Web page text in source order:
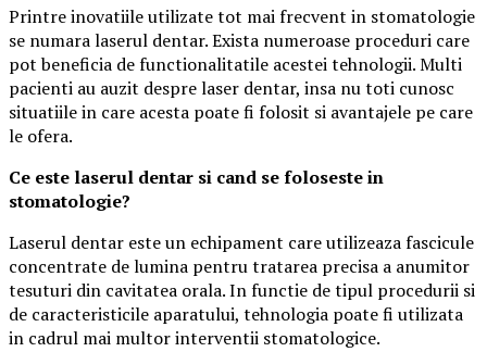
Printre inovatiile utilizate tot mai frecvent in stomatologie
se numara laserul dentar. Exista numeroase proceduri care
pot beneficia de functionalitatile acestei tehnologii. Multi
pacienti au auzit despre laser dentar, insa nu toti cunosc
situatiile in care acesta poate fi folosit si avantajele pe care
le ofera.
Ce este laserul dentar si cand se foloseste in
stomatologie?
Laserul dentar este un echipament care utilizeaza fascicule
concentrate de lumina pentru tratarea precisa a anumitor
tesuturi din cavitatea orala. In functie de tipul procedurii si
de caracteristicile aparatului, tehnologia poate fi utilizata
in cadrul mai multor interventii stomatologice.